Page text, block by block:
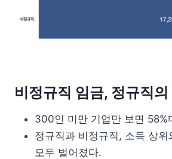
비정규직 임금, 정규직의
300인 미만 기업만 보면 58%
정규직과 비정규직, 소득 상
모두 벌어졌다.